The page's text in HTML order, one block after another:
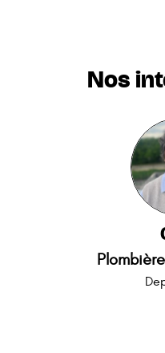
Nos